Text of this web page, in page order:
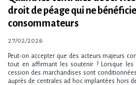
droit de péage qui ne
consommateurs
27/02/2026
Peut-on accepter que des acteurs majeurs
tout en affirmant les soutenir ? Lorsque
cession des marchandises sont
auprès de centrales ad hoc implantées hors